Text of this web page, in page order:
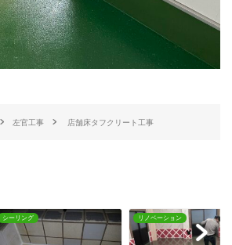
左官工事 店舗床タフクリート工事
リノベーション リノベーション